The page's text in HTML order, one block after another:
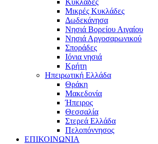
Μικρές Κυκλάδες
Δωδεκάνησα
Νησιά Βορείου Αιγαίου
Νησιά Αργοσαρωνικού
Σποράδες
Ιόνια νησιά
Κρήτη
Ηπειρωτική Ελλάδα
Θράκη
Μακεδονία
Ήπειρος
Θεσσαλία
Στερεά Ελλάδα
Πελοπόννησος
ΕΠΙΚΟΙΝΩΝΙΑ